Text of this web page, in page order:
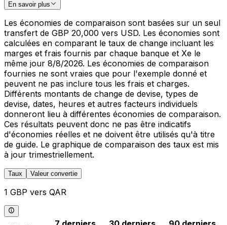
En savoir plus
Les économies de comparaison sont basées sur un seul
transfert de GBP 20,000 vers USD. Les économies sont
calculées en comparant le taux de change incluant les
marges et frais fournis par chaque banque et Xe le
même jour 8/8/2026. Les économies de comparaison
fournies ne sont vraies que pour l'exemple donné et
peuvent ne pas inclure tous les frais et charges.
Différents montants de change de devise, types de
devise, dates, heures et autres facteurs individuels
donneront lieu à différentes économies de comparaison.
Ces résultats peuvent donc ne pas être indicatifs
d'économies réelles et ne doivent être utilisés qu'à titre
de guide. Le graphique de comparaison des taux est mis
à jour trimestriellement.
Taux Valeur convertie
1 GBP vers QAR